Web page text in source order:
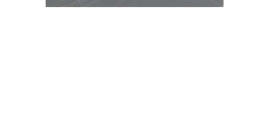
NovaNext